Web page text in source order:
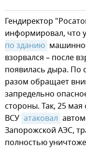
Гендиректор
информировал, что
по зданию
взорвался – после
появилась дыра. По
разом обращает
запредельно
стороны. Так, 25 мая
ВСУ атаковал
Запорожской АЭС,
полностью